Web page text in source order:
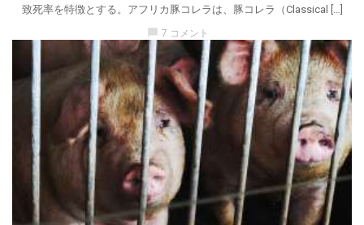
致死率を特徴とする。アフリカ豚コレラは、豚コレラ（Classical […]
7 コメント